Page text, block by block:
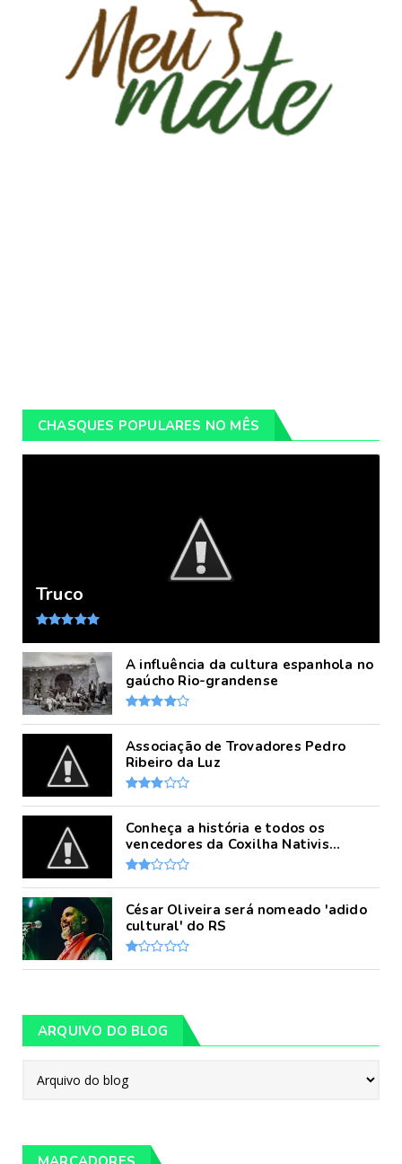
CHASQUES POPULARES NO MÊS
Truco
A influência da cultura espanhola no
gaúcho Rio-grandense
Associação de Trovadores Pedro
Ribeiro da Luz
Conheça a história e todos os
vencedores da Coxilha Nativis...
César Oliveira será nomeado 'adido
cultural' do RS
ARQUIVO DO BLOG